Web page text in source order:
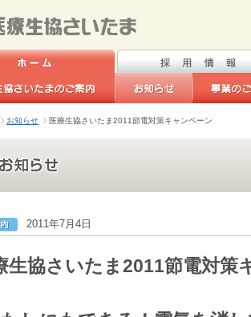
お知らせ 医療生協さいたま2011節電対策キャンペーン
2011年7月4日
生協さいたま2011節電対策